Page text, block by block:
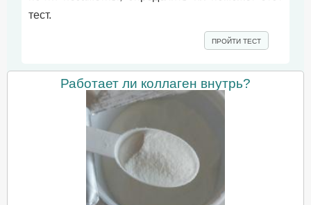
тест.
ПРОЙТИ ТЕСТ
Работает ли коллаген внутрь?